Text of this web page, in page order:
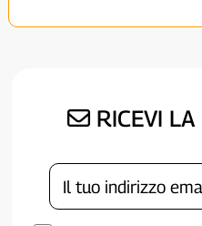
RICEVI LA